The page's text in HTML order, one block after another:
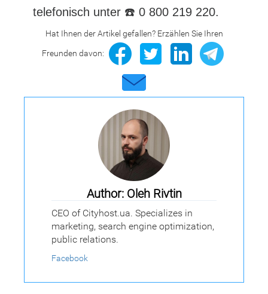
telefonisch unter ☎️ 0 800 219 220.
Hat Ihnen der Artikel gefallen? Erzählen Sie Ihren
Freunden davon:
Author: Oleh Rivtin
CEO of Cityhost.ua. Specializes in
marketing, search engine optimization,
public relations.
Facebook